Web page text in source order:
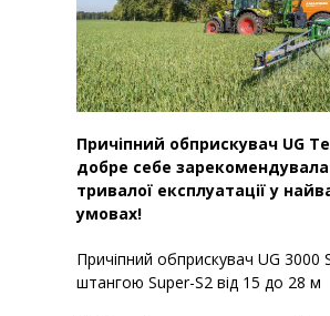
Причіпний обприскувач UG
добре себе
тривалої експлуатації у
умовах!
Причіпний обприскувач UG 3000
штангою Super-S2 від 15 до 28 м